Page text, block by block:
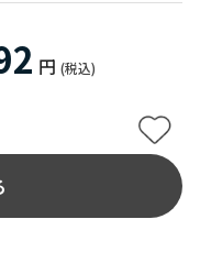
円 (税込)